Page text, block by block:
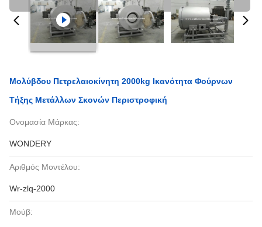
Μολύβδου Πετρελαιοκίνητη 2000kg Ικανότητα Φούρνων
Τήξης Μετάλλων Σκονών Περιστροφική
Ονομασία Μάρκας:
WONDERY
Αριθμός Μοντέλου:
Wr-zlq-2000
Μούβ: